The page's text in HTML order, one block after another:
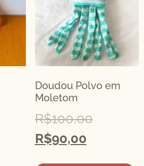
Doudou Polvo em
Moletom
R$100,00
R$90,00